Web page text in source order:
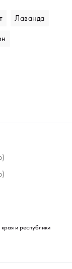
Лаванда
и республики